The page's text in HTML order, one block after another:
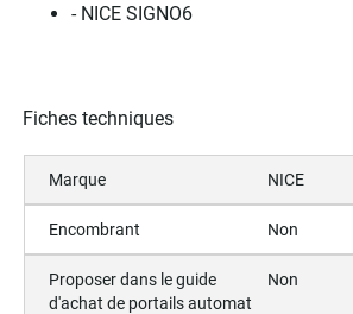
- NICE SIGNO6
Fiches techniques
Marque NICE
Encombrant Non
Proposer dans le guide
d'achat de portails automat
Non